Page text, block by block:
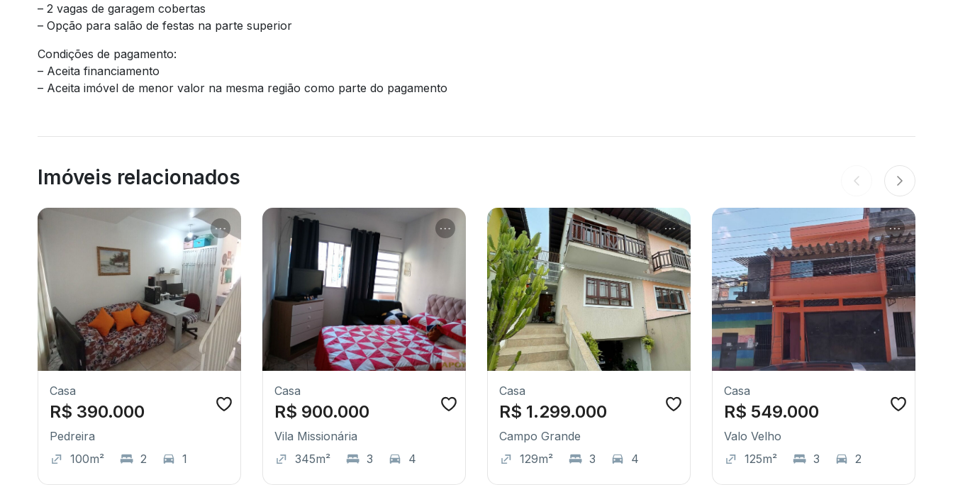
– 2 vagas de garagem cobertas
– Opção para salão de festas na parte superior
Condições de pagamento:
– Aceita financiamento
– Aceita imóvel de menor valor na mesma região como parte do pagamento
Imóveis relacionados
Casa
R$ 390.000
Pedreira
100m²
2 1
Casa
R$ 900.000
Vila Missionária
345m²
3 4
Casa
R$ 1.299.000
Campo Grande
129m²
3 4
Casa
R$ 549.000
Valo Velho
125m²
3 2